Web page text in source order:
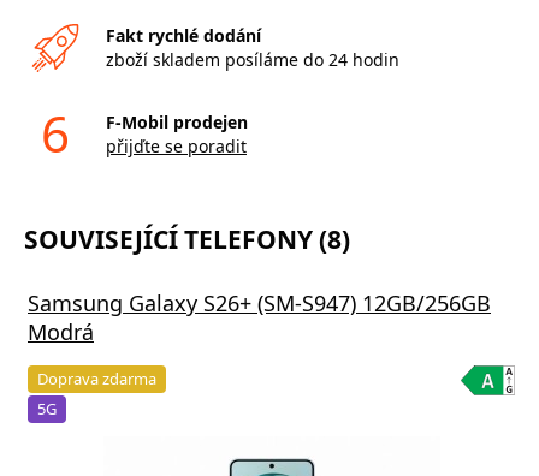
Fakt rychlé dodání
zboží skladem posíláme do 24 hodin
6
F-Mobil prodejen
přijďte se poradit
SOUVISEJÍCÍ TELEFONY (8)
Samsung Galaxy S26+ (SM-S947) 12GB/256GB
Modrá
Doprava zdarma
5G